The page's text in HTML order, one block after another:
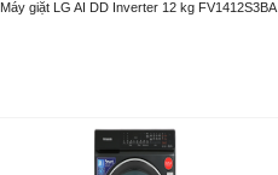
Máy giặt LG AI DD Inverter 12 kg FV1412S3BA